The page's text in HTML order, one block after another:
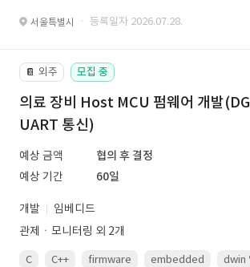
서울특별시 · 등록일자 2026.07.28.
📔 외주 모집 중
의료 장비 Host MCU 펌웨어 개발
UART 통신)
예상 금액
협의 후 결정
예상 기간
60일
개발
임베디드
관제ㆍ모니터링 외 2개
C C++ firmware embedded dwin